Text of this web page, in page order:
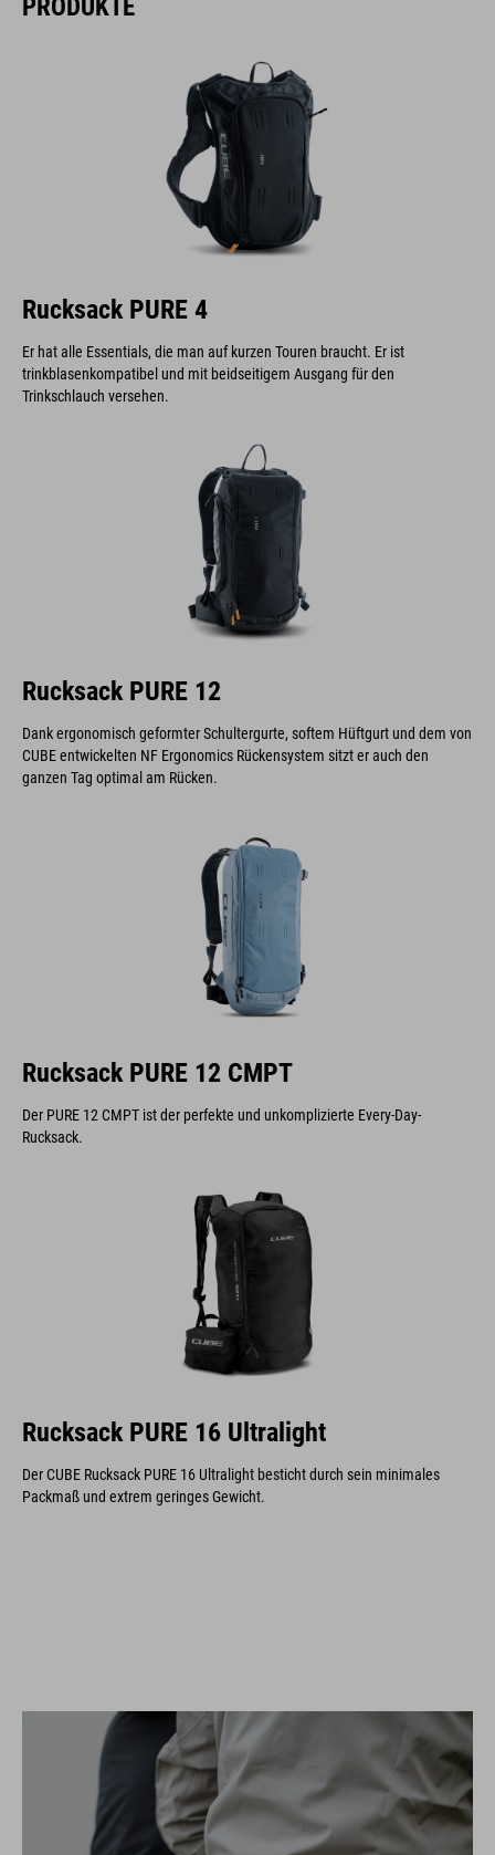
PRODUKTE
Rucksack PURE 4
Er hat alle Essentials, die man auf kurzen Touren braucht. Er ist
trinkblasenkompatibel und mit beidseitigem Ausgang für den
Trinkschlauch versehen.
Rucksack PURE 12
Dank ergonomisch geformter Schultergurte, softem Hüftgurt und dem von
CUBE entwickelten NF Ergonomics Rückensystem sitzt er auch den
ganzen Tag optimal am Rücken.
Rucksack PURE 12 CMPT
Der PURE 12 CMPT ist der perfekte und unkomplizierte Every-Day-
Rucksack.
Rucksack PURE 16 Ultralight
Der CUBE Rucksack PURE 16 Ultralight besticht durch sein minimales
Packmaß und extrem geringes Gewicht.